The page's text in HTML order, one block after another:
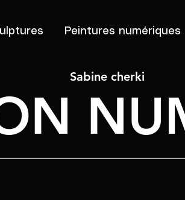
Peintures numériques
Sabine cherki